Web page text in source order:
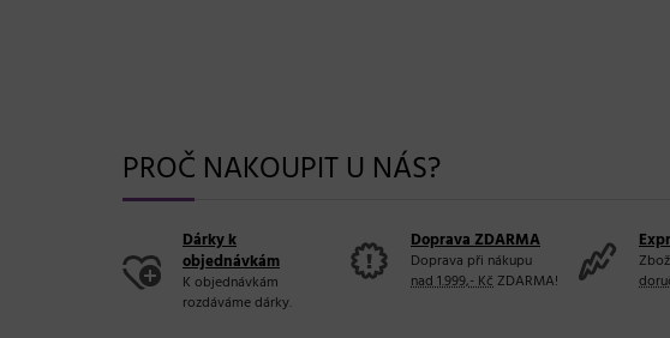
PROČ NAKOUPIT U NÁS?
Dárky k
objednávkám
K objednávkám
rozdáváme dárky.
Doprava ZDARMA
Doprava při nákupu
nad 1.999,- KčZDARMA!